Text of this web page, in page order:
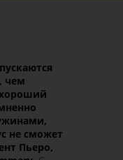
чем
не сможет
Пьеро,